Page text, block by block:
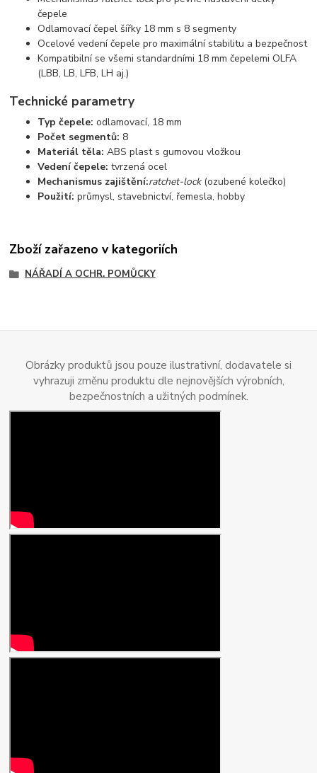
čepele
Odlamovací čepel šířky 18 mm s 8 segmenty
Ocelové vedení čepele pro maximální stabilitu a bezpečnost
Kompatibilní se všemi standardními 18 mm čepelemi OLFA
(LBB, LB, LFB, LH aj.)
Technické parametry
Typ čepele: odlamovací, 18 mm
Počet segmentů: 8
Materiál těla: ABS plast s gumovou vložkou
Vedení čepele: tvrzená ocel
Mechanismus zajištění:ratchet-lock(ozubené kolečko)
Použití: průmysl, stavebnictví, řemesla, hobby
Zboží zařazeno v kategoriích
NÁŘADÍ A OCHR. POMŮCKY
Obrázky produktů jsou pouze ilustrativní, dodavatele si
vyhrazuji změnu produktu dle nejnovějších výrobních,
bezpečnostních a užitných podmínek.